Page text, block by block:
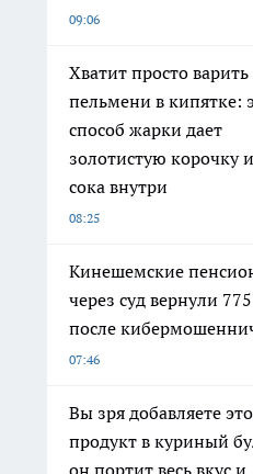
09:06
Хватит просто варить
пельмени в кипятке:
способ жарки дает
золотистую корочку
сока внутри
08:25
Кинешемские
через суд вернули
после
07:46
Вы зря добавляете
продукт в куриный
он портит весь вкус и